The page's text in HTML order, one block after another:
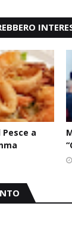
Pesce a